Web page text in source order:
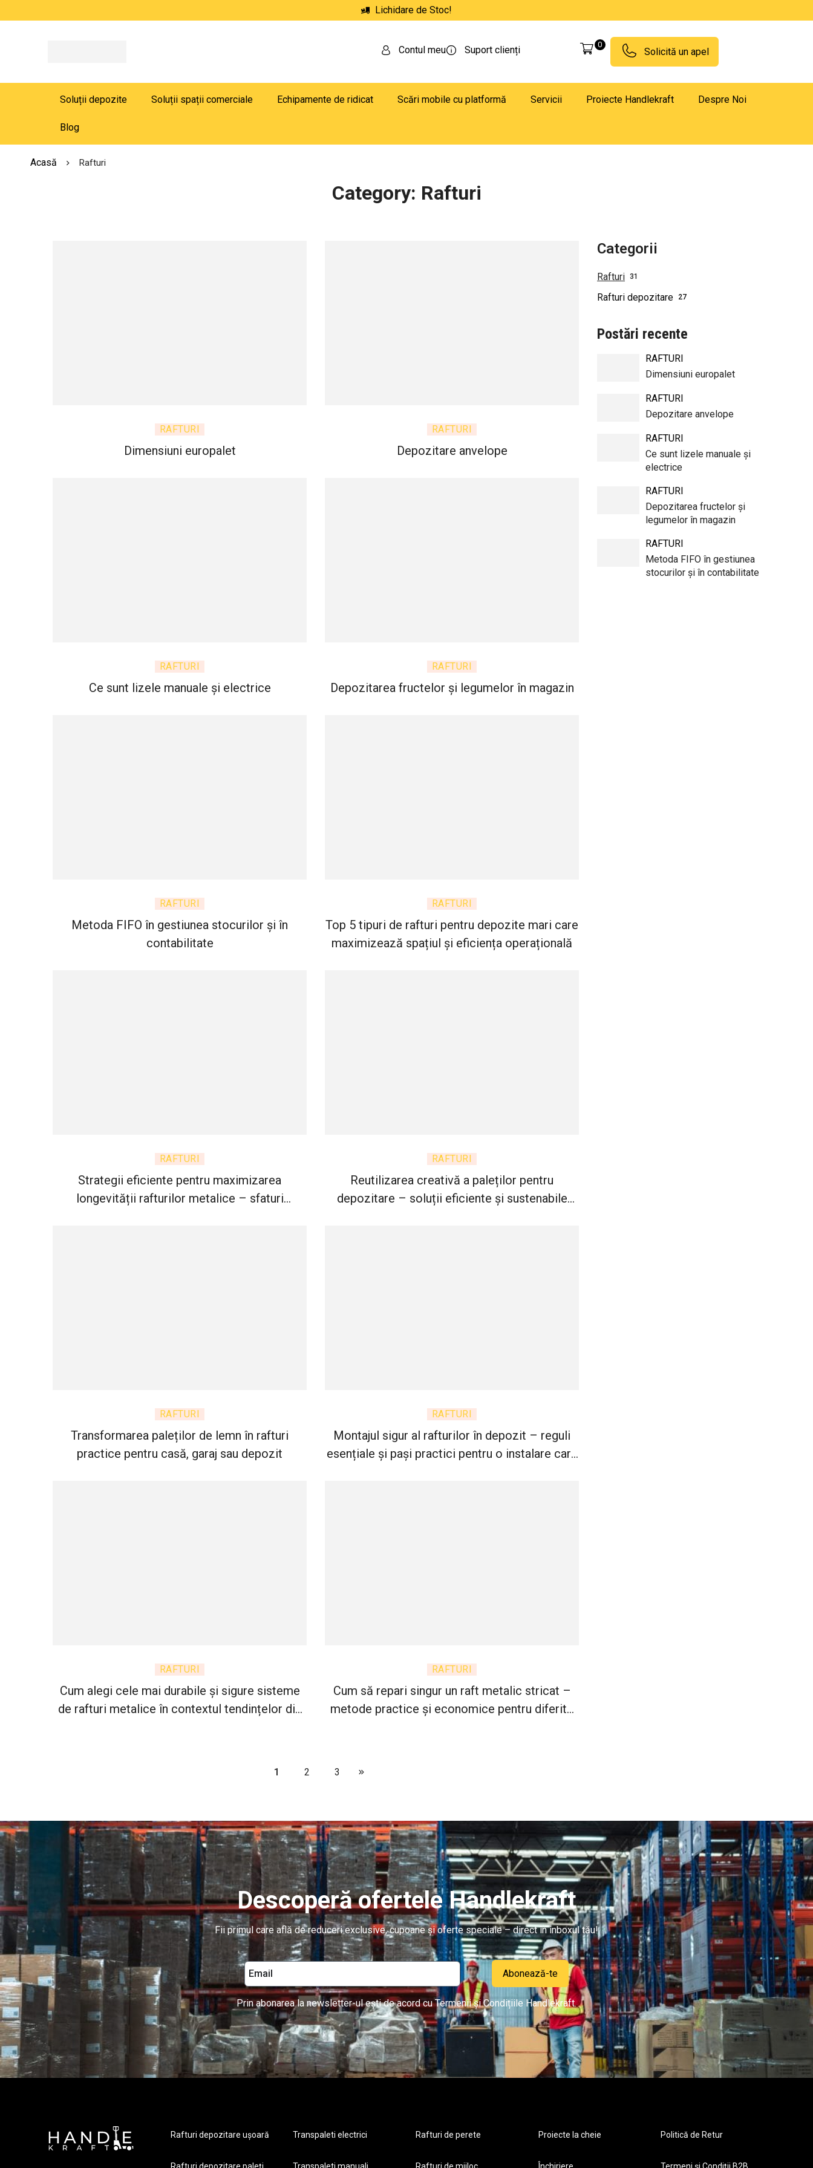
Lichidare de Stoc!
Contul meu Suport clienți 0
Solicită un apel
Soluții depozite Soluții spații comerciale Echipamente de ridicat Scări mobile cu platformă Servicii Proiecte Handlekraft Despre Noi
Blog
Acasă Rafturi
Category: Rafturi
RAFTURI
Dimensiuni europalet
RAFTURI
Depozitare anvelope
RAFTURI
Ce sunt lizele manuale și electrice
RAFTURI
Depozitarea fructelor și legumelor în magazin
RAFTURI
Metoda FIFO în gestiunea stocurilor și în
contabilitate
RAFTURI
Top 5 tipuri de rafturi pentru depozite mari care
maximizează spațiul și eficiența operațională
RAFTURI
Strategii eficiente pentru maximizarea
longevității rafturilor metalice – sfaturi
RAFTURI
Reutilizarea creativă a paleților pentru
depozitare – soluții eficiente și sustenabile
RAFTURI
Transformarea paleților de lemn în rafturi
practice pentru casă, garaj sau depozit
RAFTURI
Montajul sigur al rafturilor în depozit – reguli
esențiale și pași practici pentru o instalare care
RAFTURI
Cum alegi cele mai durabile și sigure sisteme
de rafturi metalice în contextul tendințelor din
RAFTURI
Cum să repari singur un raft metalic stricat –
metode practice și economice pentru diferite
1 2 3
Categorii
Rafturi 31
Rafturi depozitare 27
Postări recente
RAFTURI
Dimensiuni europalet
RAFTURI
Depozitare anvelope
RAFTURI
Ce sunt lizele manuale și
electrice
RAFTURI
Depozitarea fructelor și
legumelor în magazin
RAFTURI
Metoda FIFO în gestiunea
stocurilor și în contabilitate
Descoperă ofertele Handlekraft
Fii primul care află de reduceri exclusive, cupoane și oferte speciale – direct în inboxul tău!
Abonează-te
Prin abonarea la newsletter-ul ești de acord cu Termenii și Condițiile Handlekraft.
Rafturi depozitare ușoară Transpaleti electrici Rafturi de perete Proiecte la cheie Politică de Retur